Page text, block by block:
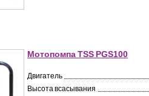
Мотопомпа TSS PGS100
Двигатель
Высота всасывания